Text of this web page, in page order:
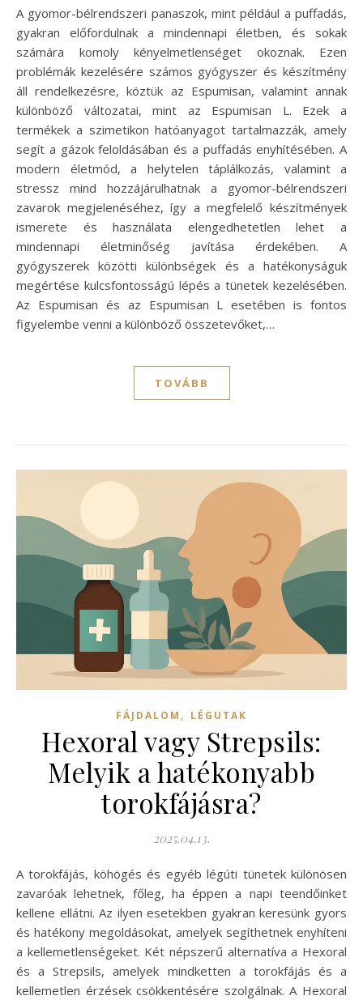
A gyomor-bélrendszeri panaszok, mint például a puffadás,
gyakran előfordulnak a mindennapi életben, és sokak
számára komoly kényelmetlenséget okoznak. Ezen
problémák kezelésére számos gyógyszer és készítmény
áll rendelkezésre, köztük az Espumisan, valamint annak
különböző változatai, mint az Espumisan L. Ezek a
termékek a szimetikon hatóanyagot tartalmazzák, amely
segít a gázok feloldásában és a puffadás enyhítésében. A
modern életmód, a helytelen táplálkozás, valamint a
stressz mind hozzájárulhatnak a gyomor-bélrendszeri
zavarok megjelenéséhez, így a megfelelő készítmények
ismerete és használata elengedhetetlen lehet a
mindennapi életminőség javítása érdekében. A
gyógyszerek közötti különbségek és a hatékonyságuk
megértése kulcsfontosságú lépés a tünetek kezelésében.
Az Espumisan és az Espumisan L esetében is fontos
figyelembe venni a különböző összetevőket,…
TOVÁBB
FÁJDALOM , LÉGUTAK
Hexoral vagy Strepsils:
Melyik a hatékonyabb
torokfájásra?
2025.04.13.
A torokfájás, köhögés és egyéb légúti tünetek különösen
zavaróak lehetnek, főleg, ha éppen a napi teendőinket
kellene ellátni. Az ilyen esetekben gyakran keresünk gyors
és hatékony megoldásokat, amelyek segíthetnek enyhíteni
a kellemetlenségeket. Két népszerű alternatíva a Hexoral
és a Strepsils, amelyek mindketten a torokfájás és a
kellemetlen érzések csökkentésére szolgálnak. A Hexoral